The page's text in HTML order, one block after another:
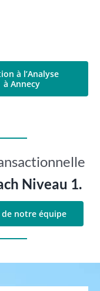
à l’Analyse
Annecy
Niveau 1.
de notre équipe